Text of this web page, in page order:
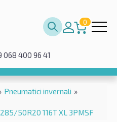
0
068 400 96 41
Pneumatici invernali »
50R20 116T XL 3PMSF